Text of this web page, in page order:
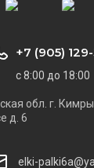
+7 (905)
с 8:00 до 18:00
обл. г.
д. 6
elki-